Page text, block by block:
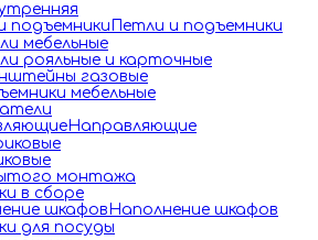
Петли и подъемники
мебельные
рояльные и карточные
газовые
мебельные
Направляющие
монтажа
в сборе
Наполнение шкафов
для посуды